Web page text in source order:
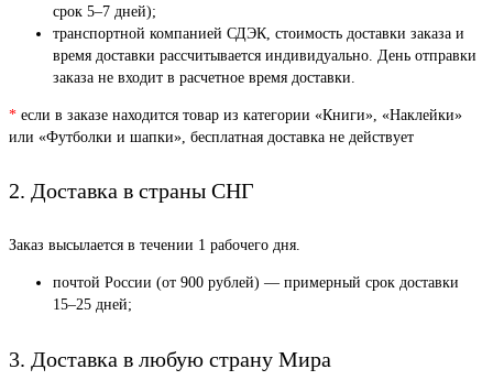
срок 5–7 дней);
транспортной компанией СДЭК, стоимость доставки заказа и
время доставки рассчитывается индивидуально. День отправки
заказа не входит в расчетное время доставки.
* если в заказе находится товар из категории «Книги», «Наклейки»
или «Футболки и шапки», бесплатная доставка не действует
2. Доставка в страны СНГ
Заказ высылается в течении 1 рабочего дня.
почтой России (от 900 рублей) — примерный срок доставки
15–25 дней;
3. Доставка в любую страну Мира